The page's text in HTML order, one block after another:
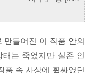
들어진 이 작품 안의
는 죽었지만 실존 인
품 속 사상에 휩싸였던